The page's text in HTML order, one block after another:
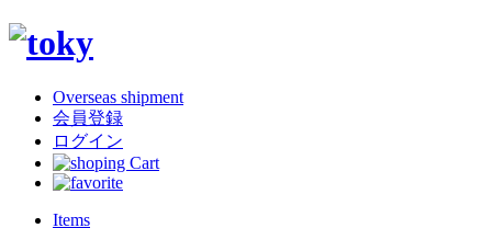
Overseas shipment
会員登録
ログイン
Items